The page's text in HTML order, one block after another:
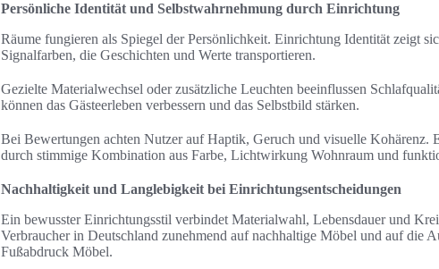
Persönliche Identität und Selbstwahrnehmung durch Einrichtung
Räume fungieren als Spiegel der Persönlichkeit. Einrichtung Identität zeigt
Signalfarben, die Geschichten und Werte transportieren.
Gezielte Materialwechsel oder zusätzliche Leuchten beeinflussen
können das Gästeerleben verbessern und das Selbstbild stärken.
Bei Bewertungen achten Nutzer auf Haptik, Geruch und visuelle Kohärenz.
durch stimmige Kombination aus Farbe, Lichtwirkung Wohnraum und
Nachhaltigkeit und Langlebigkeit bei Einrichtungsentscheidungen
Ein bewusster Einrichtungsstil verbindet Materialwahl, Lebensdauer und
Verbraucher in Deutschland zunehmend auf nachhaltige Möbel und auf die
Fußabdruck Möbel.